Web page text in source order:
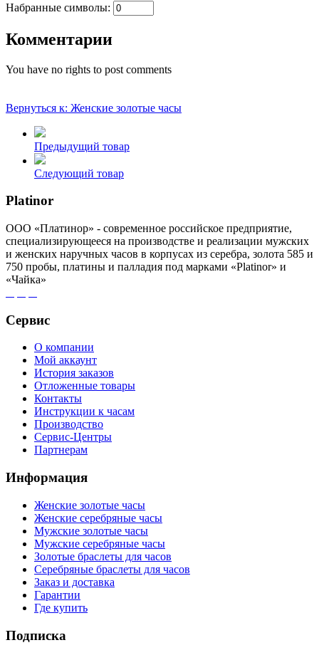
Набранные символы:
Комментарии
You have no rights to post comments
Вернуться к: Женские золотые часы
Предыдущий товар
Следующий товар
Platinor
ООО «Платинор» - современное российское предприятие,
специализирующееся на производстве и реализации мужских
и женских наручных часов в корпусах из серебра, золота 585 и
750 пробы, платины и палладия под марками «Platinor» и
«Чайка»
Сервис
О компании
Мой аккаунт
История заказов
Отложенные товары
Контакты
Инструкции к часам
Производство
Сервис-Центры
Партнерам
Информация
Женские золотые часы
Женские серебряные часы
Мужские золотые часы
Мужские серебряные часы
Золотые браслеты для часов
Серебряные браслеты для часов
Заказ и доставка
Гарантии
Где купить
Подписка